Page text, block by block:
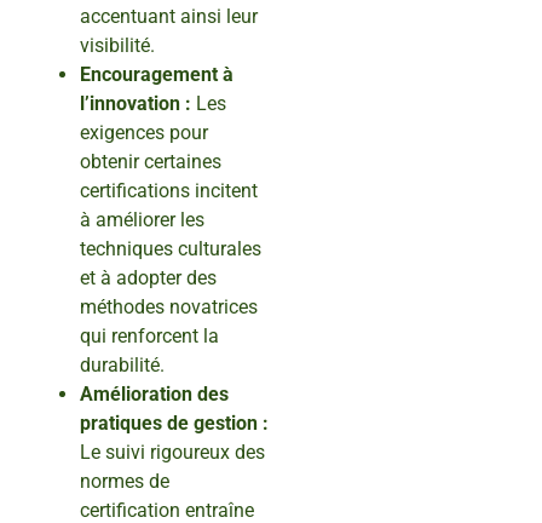
accentuant ainsi leur
visibilité.
Encouragement à
l’innovation : Les
exigences pour
obtenir certaines
certifications incitent
à améliorer les
techniques culturales
et à adopter des
méthodes novatrices
qui renforcent la
durabilité.
Amélioration des
pratiques de gestion :
Le suivi rigoureux des
normes de
certification entraîne